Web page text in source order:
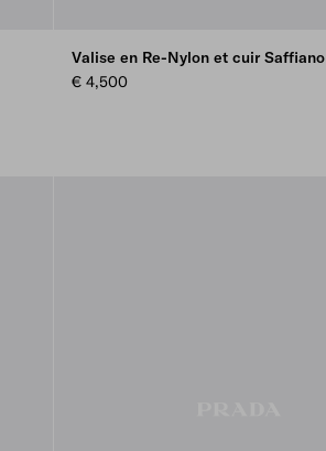
Valise en Re-Nylon et cuir Saffiano
€ 4,500